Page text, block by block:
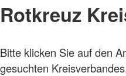
Rotkreuz
Bitte klicken Sie auf den
gesuchten